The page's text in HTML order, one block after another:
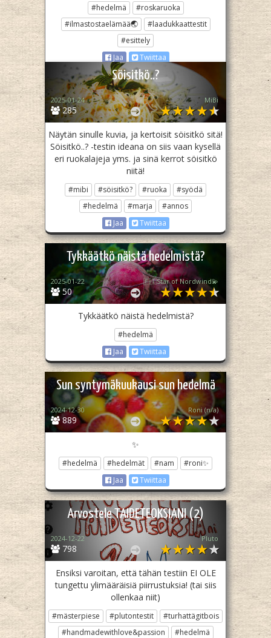
#hedelmä
#roskaruoka
#ilmastostaelämää🌏
#laadukkaattestit
#esittely
Jaa
Twiittaa
Söisitkö..?
285
2025-01-24 MiBi
Näytän sinulle kuvia, ja kertoisit söisitkö sitä!
Söisitkö..? -testin ideana on siis vaan kysellä
eri ruokalajeja yms. ja sinä kerrot söisitkö
niitä!
#mibi #söisitkö? #ruoka
#syödä
#hedelmä
#marja
#annos
Jaa
Twiittaa
Tykkäätkö näistä hedelmistä?
50
2025-01-22 🇫🇮Star of Nordwind💫
Tykkäätkö näistä hedelmistä?
#hedelmä
Jaa
Twiittaa
Sun syntymäkuukausi sun hedelmä
889
2024-12-30 Roni (n/a)
✨
#hedelmä #hedelmät #nam
#roni✨
Jaa
Twiittaa
Arvostele TAIDETEOKSIANI (2)
798
2024-12-22 Pluto­
Ensiksi varoitan, että tähän testiin EI OLE
tungettu ylimääräisiä piirrustuksia! (tai siis
ollenkaa niit)
#mästerpiese #plutontestit
#turhattägitbois
#handmadewithlove&passion
#hedelmä